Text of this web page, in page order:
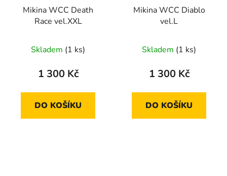
Mikina WCC Death
Race vel.XXL
Skladem (1 ks)
1 300 Kč
DO KOŠÍKU
Mikina WCC Diablo
vel.L
Skladem (1 ks)
1 300 Kč
DO KOŠÍKU